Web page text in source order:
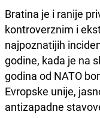
Bratina je i ranije
kontroverznim i
najpoznatijih
godine, kada je na
godina od NATO
Evropske unije,
antizapadne